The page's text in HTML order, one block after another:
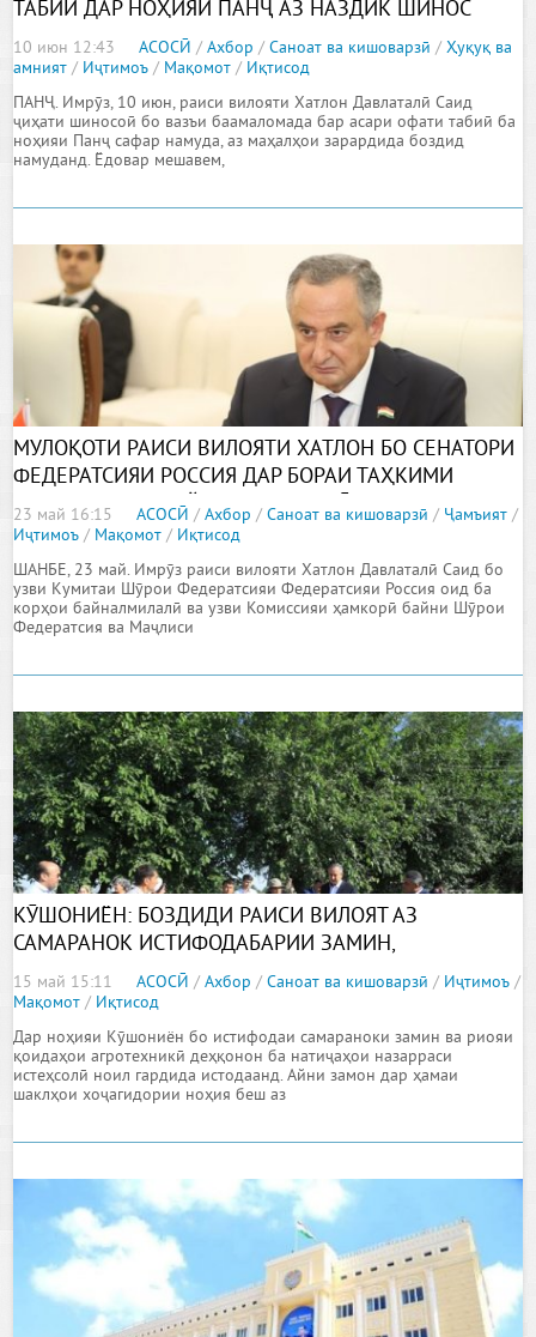
ТАБИӢ ДАР НОҲИЯИ ПАНҶ АЗ НАЗДИК ШИНОС
ШУДАНД
10 июн 12:43 АСОСӢ /Ахбор /Саноат ва кишоварзӣ /Ҳуқуқ ва
амният / Иҷтимоъ / Мақомот / Иқтисод
ПАНҶ. Имрӯз, 10 июн, раиси вилояти Хатлон Давлаталӣ Саид
ҷиҳати шиносоӣ бо вазъи баамаломада бар асари офати табиӣ ба
ноҳияи Панҷ сафар намуда, аз маҳалҳои зарардида боздид
намуданд. Ёдовар мешавем,
МУЛОҚОТИ РАИСИ ВИЛОЯТИ ХАТЛОН БО СЕНАТОРИ
ФЕДЕРАТСИЯИ РОССИЯ ДАР БОРАИ ТАҲКИМИ
ҲАМКОРИҲОИ БАЙНИМИНТАҚАВӢ
23 май 16:15 АСОСӢ /Ахбор /Саноат ва кишоварзӣ / Ҷамъият /
Иҷтимоъ / Мақомот / Иқтисод
ШАНБЕ, 23 май. Имрӯз раиси вилояти Хатлон Давлаталӣ Саид бо
узви Кумитаи Шӯрои Федератсияи Федератсияи Россия оид ба
корҳои байналмилалӣ ва узви Комиссияи ҳамкорӣ байни Шӯрои
Федератсия ва Маҷлиси
КӮШОНИЁН: БОЗДИДИ РАИСИ ВИЛОЯТ АЗ
САМАРАНОК ИСТИФОДАБАРИИ ЗАМИН,
ҶАМЪОВАРИИ ҲОСИЛИ КАРТОШКА ВА
НАШЪУНАМОИ ПАХТА ДАР ХОҶАГИИ ДЕҲҚОНИИ
«БОРБАД»
15 май 15:11 АСОСӢ /Ахбор /Саноат ва кишоварзӣ / Иҷтимоъ /
Мақомот / Иқтисод
Дар ноҳияи Кӯшониён бо истифодаи самараноки замин ва риояи
қоидаҳои агротехникӣ деҳқонон ба натиҷаҳои назарраси
истеҳсолӣ ноил гардида истодаанд. Айни замон дар ҳамаи
шаклҳои хоҷагидории ноҳия беш аз